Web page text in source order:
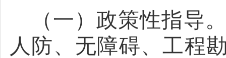
（一）政策性指导
人防、无障碍、工程